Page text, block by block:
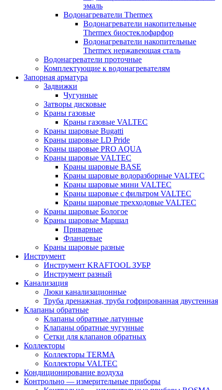
эмаль
Водонагреватели Thermex
Водонагреватели накопительные
Thermex биостеклофарфор
Водонагреватели накопительные
Thermex нержавеющая сталь
Водонагреватели проточные
Комплектующие к водонагревателям
Запорная арматура
Задвижки
Чугунные
Затворы дисковые
Краны газовые
Краны газовые VALTEC
Краны шаровые Bugatti
Краны шаровые LD Pride
Краны шаровые PRO AQUA
Краны шаровые VALTEC
Краны шаровые BASE
Краны шаровые водоразборные VALTEC
Краны шаровые мини VALTEC
Краны шаровые с фильтром VALTEC
Краны шаровые трехходовые VALTEC
Краны шаровые Бологое
Краны шаровые Маршал
Приварные
Фланцевые
Краны шаровые разные
Инструмент
Инструмент KRAFTOOL ЗУБР
Инструмент разный
Канализация
Люки канализационные
Труба дренажная, труба гофрированная двустенная
Клапаны обратные
Клапаны обратные латунные
Клапаны обратные чугунные
Сетки для клапанов обратных
Коллекторы
Коллекторы TERMA
Коллекторы VALTEC
Кондиционирование воздуха
Контрольно — измерительные приборы